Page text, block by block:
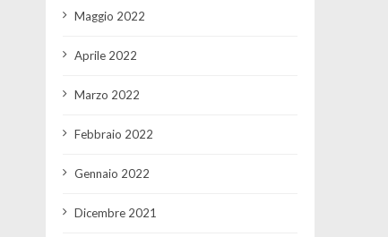
Maggio 2022
Aprile 2022
Marzo 2022
Febbraio 2022
Gennaio 2022
Dicembre 2021